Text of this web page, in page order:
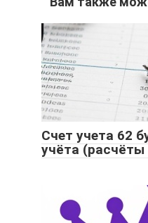
Счет учета 62
учёта (расчёты